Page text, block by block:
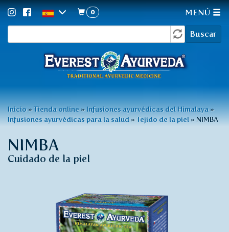
de
búsqueda
Buscar
0 MENÚ
Usted
está
aquí
Inicio »Tienda online »Infusiones ayurvédicas del Himalaya »
Infusiones ayurvédicas para la salud »Tejido de la piel » NIMBA
NIMBA
Cuidado de la piel